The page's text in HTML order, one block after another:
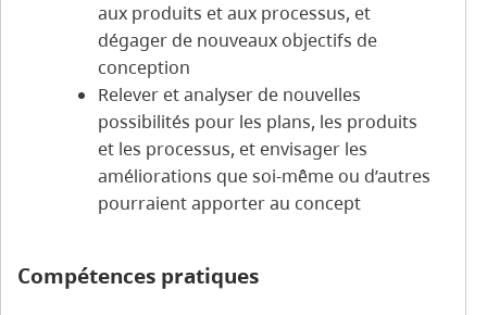
aux produits et aux processus, et
dégager de nouveaux objectifs de
conception
Relever et analyser de nouvelles
possibilités pour les plans, les produits
et les processus, et envisager les
améliorations que soi-même ou d’autres
pourraient apporter au concept
Compétences pratiques